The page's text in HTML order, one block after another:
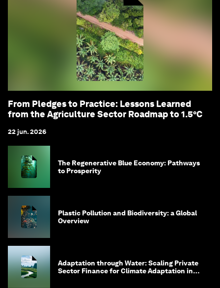
From Pledges to Practice: Lessons Learned
from the Agriculture Sector Roadmap to 1.5°C
22 jun. 2026
The Regenerative Blue Economy: Pathways
to Prosperity
Plastic Pollution and Biodiversity: a Global
Overview
Adaptation through Water: Scaling Private
Sector Finance for Climate Adaptation in